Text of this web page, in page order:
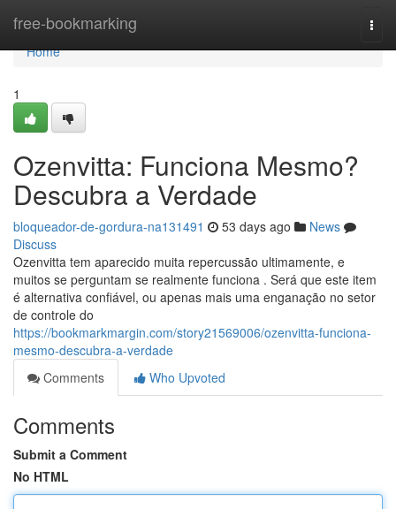
free-bookmarking
Home
Home
1
Ozenvitta: Funciona Mesmo?
Descubra a Verdade
bloqueador-de-gordura-na131491 53 days ago
News
Discuss
Ozenvitta tem aparecido muita repercussão ultimamente, e
muitos se perguntam se realmente funciona . Será que este item
é alternativa confiável, ou apenas mais uma enganação no setor
de controle do
https://bookmarkmargin.com/story21569006/ozenvitta-funciona-
mesmo-descubra-a-verdade
Comments
Who Upvoted
Comments
Submit a Comment
No HTML